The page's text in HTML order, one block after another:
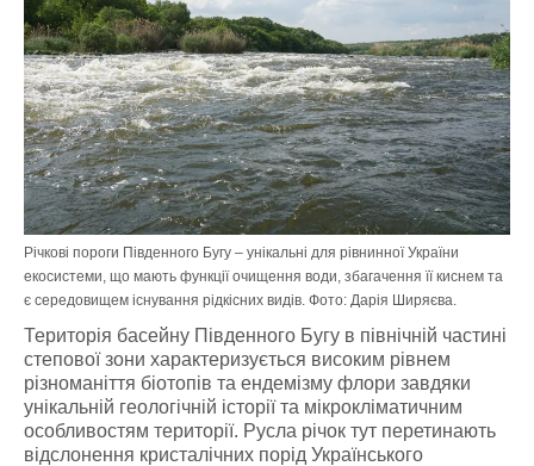
Річкові пороги Південного Бугу – унікальні для рівнинної України
екосистеми, що мають функції очищення води, збагачення її киснем та
є середовищем існування рідкісних видів. Фото: Дарія Ширяєва.
Територія басейну Південного Бугу в північній частині
степової зони характеризується високим рівнем
різноманіття біотопів та ендемізму флори завдяки
унікальній геологічній історії та мікрокліматичним
особливостям території. Русла річок тут перетинають
відслонення кристалічних порід Українського